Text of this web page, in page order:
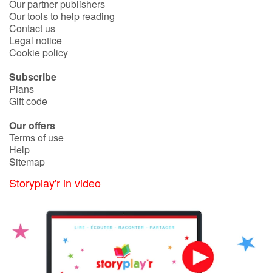
Our partner publishers
Our tools to help reading
Contact us
Legal notice
Cookie policy
Subscribe
Plans
Gift code
Our offers
Terms of use
Help
Sitemap
Storyplay'r in video